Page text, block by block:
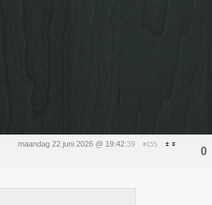
maandag 22 juni 2026 @ 19:42:39 #155